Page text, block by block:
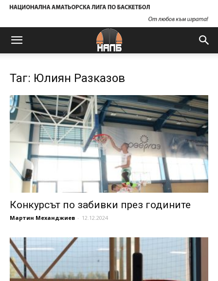
Таг: Юлиян Разказов
Конкурсът по забивки през годините
Мартин Механджиев - 12.12.2024